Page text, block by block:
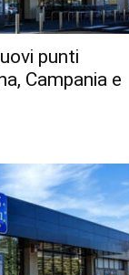
punti
Campania e